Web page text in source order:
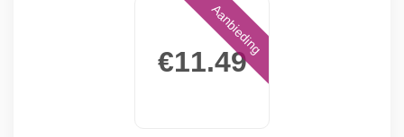
€11.49
Aanbieding